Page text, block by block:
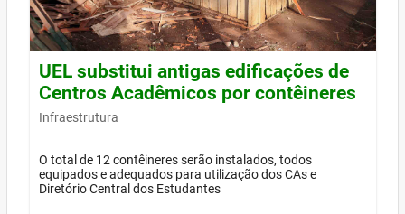
UEL substitui antigas edificações de
Centros Acadêmicos por contêineres
Infraestrutura
O total de 12 contêineres serão instalados, todos
equipados e adequados para utilização dos CAs e
Diretório Central dos Estudantes